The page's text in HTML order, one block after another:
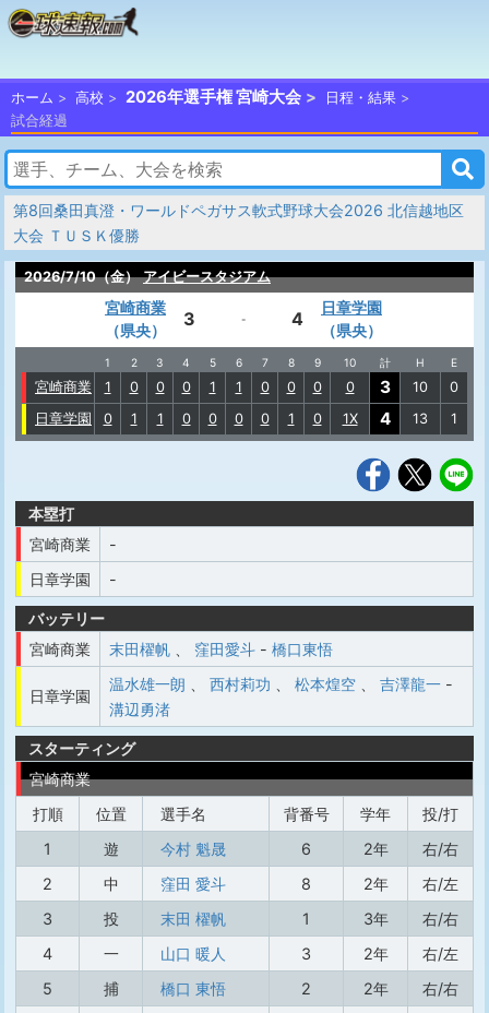
ホーム 高校 2026年選手権 宮崎大会
日程・結果
試合経過
第8回桑田真澄・ワールドペガサス軟式野球大会2026 北信越地区
大会 ＴＵＳＫ優勝
2026/7/10（金） アイビースタジアム
宮崎商業
（県央）
3 - 4
日章学園
（県央）
1 2 3 4 5 6 7 8 9 10 計 H E
宮崎商業 1 0 0 0 1 1 0 0 0 0 3 10
0
日章学園
0 1 1 0 0 0 0 1 0 1X 4 13 1
本塁打
宮崎商業
-
日章学園
-
バッテリー
宮崎商業
末田櫂帆 窪田愛斗 - 橋口東悟
日章学園
温水雄一朗 西村莉功 松本煌空 吉澤龍一 -
溝辺勇渚
スターティング
宮崎商業
打順
位置 選手名 背番号 学年
投/打
1
遊 今村 魁晟 6 2年
右/右
2
中 窪田 愛斗 8 2年
右/左
3
投 末田 櫂帆 1 3年
右/右
4
一 山口 暖人 3 2年
右/左
5
捕 橋口 東悟 2 2年
右/右